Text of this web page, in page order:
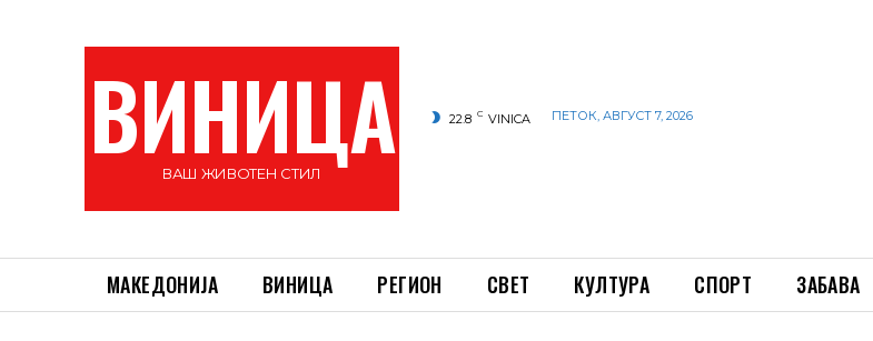
ВИНИЦА
ВАШ ЖИВОТЕН СТИЛ
22.8 C VINICA ПЕТОК, АВГУСТ 7, 2026
МАКЕДОНИЈА ВИНИЦА РЕГИОН СВЕТ КУЛТУРА СПОРТ ЗАБАВА